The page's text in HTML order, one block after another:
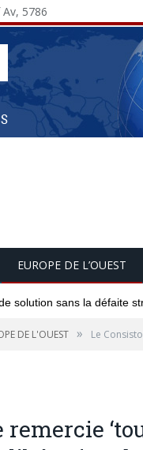
5786
EUROPE DE L’OUEST
solution sans la défaite
DE L'OUEST » Le